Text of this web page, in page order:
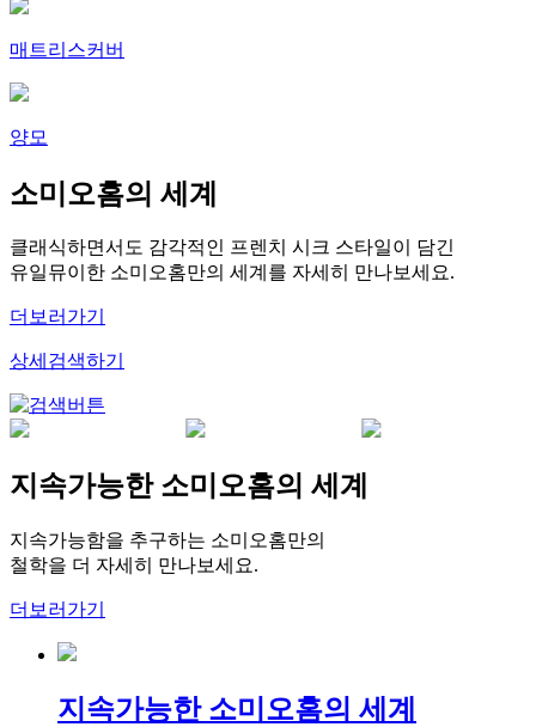
매트리스커버
양모
소미오홈의 세계
클래식하면서도 감각적인 프렌치 시크 스타일이 담긴
유일뮤이한 소미오홈만의 세계를 자세히 만나보세요.
더보러가기
상세검색하기
지속가능한 소미오홈의 세계
지속가능함을 추구하는 소미오홈만의
철학을 더 자세히 만나보세요.
더보러가기
지속가능한 소미오홈의 세계